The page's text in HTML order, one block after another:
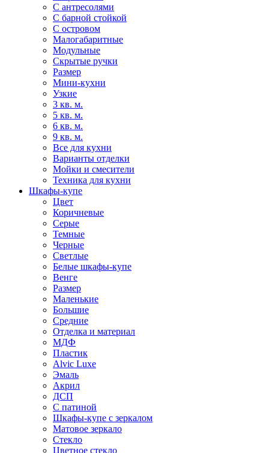
С антресолями
С барной стойкой
С островом
Малогабаритные
Модульные
Скрытые ручки
Размер
Мини-кухни
Узкие
3 кв. м.
5 кв. м.
6 кв. м.
9 кв. м.
Все для кухни
Варианты отделки
Мойки и смесители
Техника для кухни
Шкафы-купе
Цвет
Коричневые
Серые
Темные
Черные
Светлые
Белые шкафы-купе
Венге
Размер
Маленькие
Большие
Средние
Отделка и материал
МДФ
Пластик
Alvic Luxe
Эмаль
Акрил
ДСП
С патиной
Шкафы-купе с зеркалом
Матовое зеркало
Стекло
Цветное стекло